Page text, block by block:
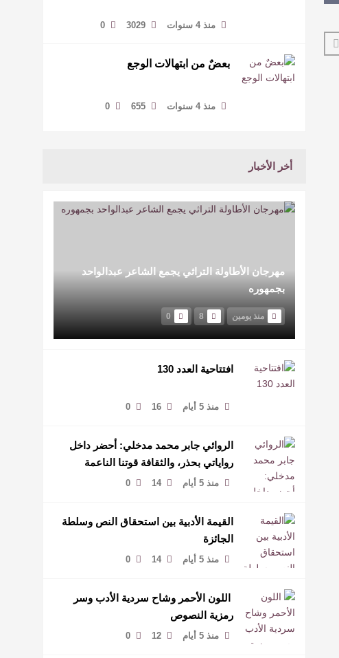
منذ 4 سنوات 3029
0
بعضٌ من ابتهالات الوجع
منذ 4 سنوات 655
0
أخر الأخبار
مهرجان الأطاولة التراثي يجمع الشاعر عبدالواحد
بجمهوره
منذ يومين 8
0
افتتاحية العدد 130
منذ 5 أيام 16
0
الروائي جابر محمد مدخلي: أحضر داخل
رواياتي بحذر، والثقافة قوتنا الناعمة
لمخاطبة العالم.
منذ 5 أيام 14
0
القيمة الأدبية بين استحقاق النص وسلطة
الجائزة
منذ 5 أيام 14
0
​ اللون الأحمر وشاح سردية الأدب وسر
رمزية النصوص
منذ 5 أيام 12
0